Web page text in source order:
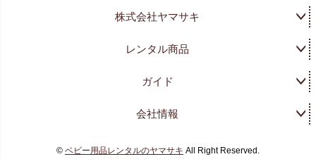
株式会社ヤマサキ
レンタル商品
ガイド
会社情報
© ベビー用品レンタルのヤマサキ All Right Reserved.